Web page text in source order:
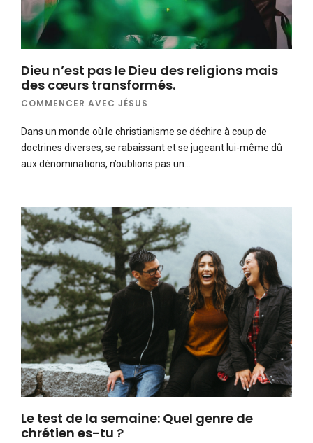
Dieu n’est pas le Dieu des religions mais
des cœurs transformés.
COMMENCER AVEC JÉSUS
Dans un monde où le christianisme se déchire à coup de
doctrines diverses, se rabaissant et se jugeant lui-même dû
aux dénominations, n’oublions pas un…
Le test de la semaine: Quel genre de
chrétien es-tu ?